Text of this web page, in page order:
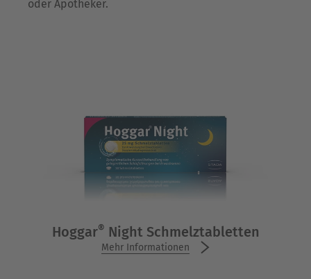
oder Apotheker.
Hoggar® Night Schmelztabletten
Mehr Informationen